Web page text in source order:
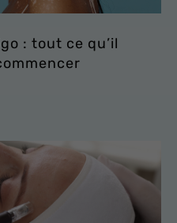
: tout ce qu’il